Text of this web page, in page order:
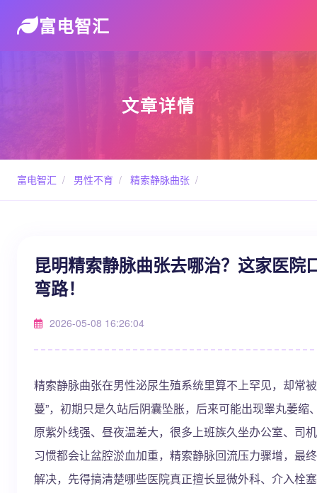
富电智汇
文章详情
富电智汇 / 男性不育 / 精索静脉曲张 /
昆明精索静脉曲张去哪治？这家医院
弯路！
2026-05-08 16:26:04
精索静脉曲张在男性泌尿生殖系统里算不上罕见，却常
蔓”，初期只是久站后阴囊坠胀，后来可能出现睾丸萎
原紫外线强、昼夜温差大，很多上班族久坐办公室、司
习惯都会让盆腔淤血加重，精索静脉回流压力骤增，最
解决，先得搞清楚哪些医院真正擅长显微外科、介入栓